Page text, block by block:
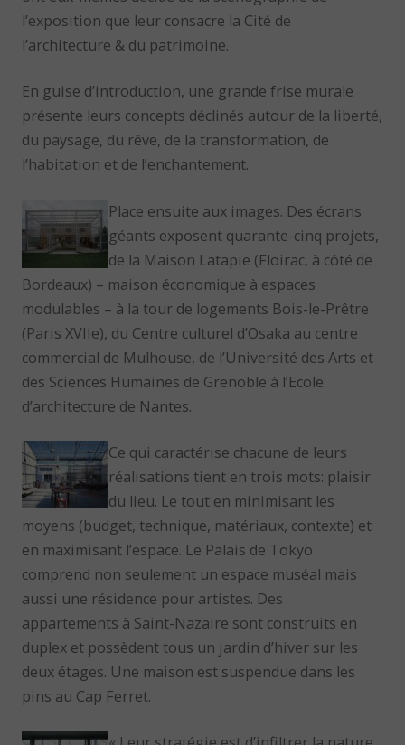
l’exposition que leur consacre la Cité de
l’architecture & du patrimoine.
En guise d’introduction, une grande frise murale
présente leurs concepts déclinés autour de la liberté,
du paysage, du rêve, de la transformation, de
l’habitation et de l’enchantement.
Place ensuite aux images. Des écrans
géants exposent quarante-cinq projets,
de la Maison Latapie (Floirac, à côté de
Bordeaux) – maison économique à espaces
modulables – à la tour de logements Bois-le-Prêtre
(Paris XVIIe), du Centre culturel d’Osaka au centre
commercial de Mulhouse, de l’Université des Arts et
des Sciences Humaines de Grenoble à l’Ecole
d’architecture de Nantes.
Ce qui caractérise chacune de leurs
réalisations tient en trois mots: plaisir
du lieu. Le tout en minimisant les
moyens (budget, technique, matériaux, contexte) et
en maximisant l’espace. Le Palais de Tokyo
comprend non seulement un espace muséal mais
aussi une résidence pour artistes. Des
appartements à Saint-Nazaire sont construits en
duplex et possèdent tous un jardin d’hiver sur les
deux étages. Une maison est suspendue dans les
pins au Cap Ferret.